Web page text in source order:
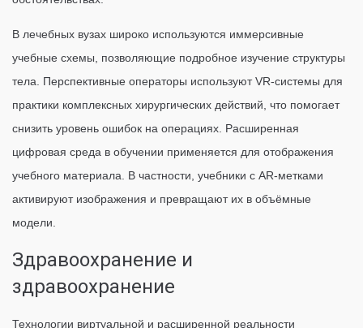
В лечебных вузах широко используются иммерсивные
учебные схемы, позволяющие подробное изучение структуры
тела. Перспективные операторы используют VR-системы для
практики комплексных хирургических действий, что помогает
снизить уровень ошибок на операциях. Расширенная
цифровая среда в обучении применяется для отображения
учебного материала. В частности, учебники с AR-метками
активируют изображения и превращают их в объёмные
модели.
Здравоохранение и
здравоохранение
Технологии виртуальной и расширенной реальности